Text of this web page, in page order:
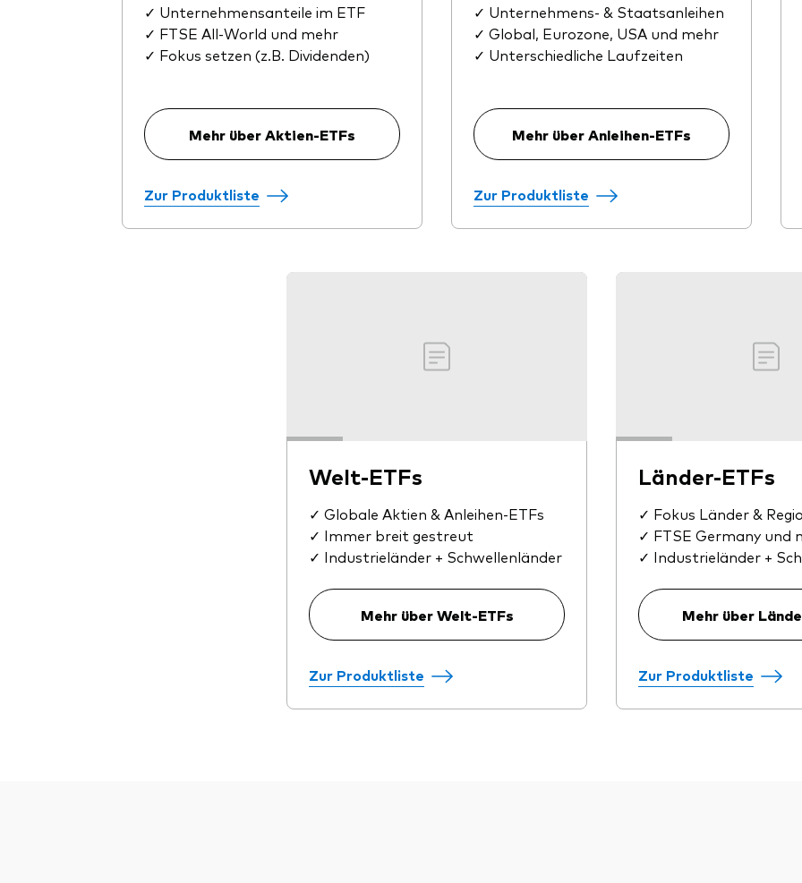
✓ Unternehmensanteile im ETF
✓ FTSE All-World und mehr
✓ Fokus setzen (z.B. Dividenden)
Mehr über Aktien-ETFs
Zur Produktliste
✓ Unternehmens- & Staatsanleihen
✓ Global, Eurozone, USA und mehr
✓ Unterschiedliche Laufzeiten
Mehr über Anleihen-ETFs
Zur Produktliste
Welt-ETFs
✓ Globale Aktien & Anleihen-ETFs
✓ Immer breit gestreut
✓ Industrieländer + Schwellenländer
Mehr über Welt-ETFs
Zur Produktliste
Länder-ETFs
✓ Fokus Länder &
✓ FTSE Germany und
✓ Industrieländer +
Mehr über
Zur Produktliste